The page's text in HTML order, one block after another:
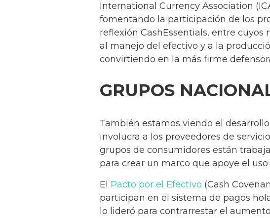
International Currency Association
fomentando la participación de los
reflexión CashEssentials, entre
al manejo del efectivo y a la
convirtiendo en la más firme
GRUPOS
También estamos viendo el
involucra a los proveedores de
grupos de consumidores están
para crear un marco que apoye el
El Pacto por el Efectivo (Cash
participan en el sistema de pagos
lo lideró para contrarrestar el